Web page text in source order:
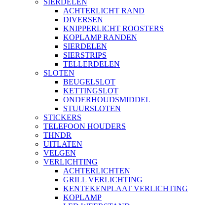
SIERDELEN
ACHTERLICHT RAND
DIVERSEN
KNIPPERLICHT ROOSTERS
KOPLAMP RANDEN
SIERDELEN
SIERSTRIPS
TELLERDELEN
SLOTEN
BEUGELSLOT
KETTINGSLOT
ONDERHOUDSMIDDEL
STUURSLOTEN
STICKERS
TELEFOON HOUDERS
THNDR
UITLATEN
VELGEN
VERLICHTING
ACHTERLICHTEN
GRILL VERLICHTING
KENTEKENPLAAT VERLICHTING
KOPLAMP